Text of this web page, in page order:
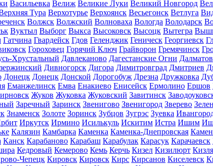
Васильевка Велиж Великие Луки Великий Новгород
Тура Верхотурье Верхоянск Весьегонск Ветлуга
Волжск Волжский Волноваха Вологда Володарск
Вуктыл Выборг Выкса Высоковск Высоцк Вытегра
Гатчина Гвардейск Гдов Геленджик Геническ Георгиевск
Гороховец Горячий Ключ Грайворон Гремячинск
Хрустальный Давлеканово Дагестанские Огни
Дивногорск Дигора Димитровград Дмитриев
Донецк Донецк Донской Дорогобуж Дрезна Дружковка
Еманжелинск Емва Енакиево Енисейск Ермолино Ершов
Жуков Жуковка Жуковский Завитинск
Заречный Заринск Звенигово Звенигород Зверево
Знаменск Золоте Зоринск Зубцов Зугрэс Зуевка
Иркутск Ирмино Исилькуль Искитим Истра Ишим
Калязин Камбарка Каменка Каменка-Днепровская
Канск Карабаново Карабаш Карабулак Карасук Карачаевск
Кедровый Кемерово Кемь Керчь Кизел Кизилюрт
Чепецк Кировск Кировск Кирс Кирсанов Киселевск